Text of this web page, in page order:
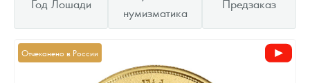
Год Лошади
нумизматика
Предзаказ
Отчеканено в России